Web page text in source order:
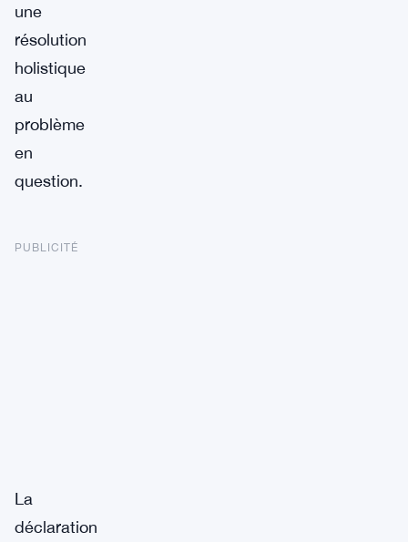
une
résolution
holistique
au
problème
en
question.
PUBLICITÉ
La
déclaration